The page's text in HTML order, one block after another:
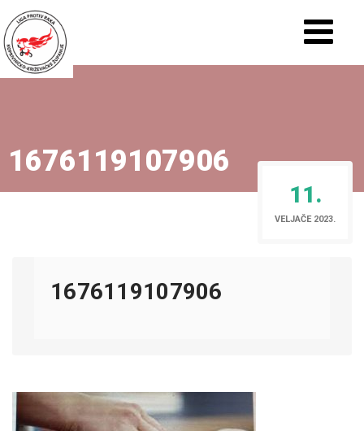
1676119107906
11.
VELJAČE 2023.
1676119107906